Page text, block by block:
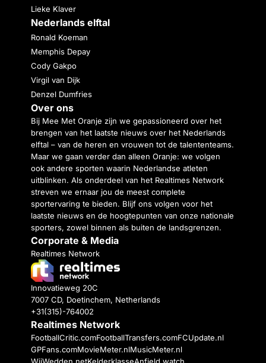
Lieke Klaver
Nederlands elftal
Ronald Koeman
Memphis Depay
Cody Gakpo
Virgil van Dijk
Denzel Dumfries
Over ons
Bij Mee Met Oranje zijn we gepassioneerd over het
brengen van het laatste nieuws over het Nederlands
elftal – van de heren en vrouwen tot de talententeams.
Maar we gaan verder dan alleen Oranje: we volgen
ook andere sporten waarin Nederlandse atleten
uitblinken. Als onderdeel van het Realtimes Network
streven we ernaar jou de meest complete
sportervaring te bieden. Blijf ons volgen voor het
laatste nieuws en de hoogtepunten van onze nationale
sporters, zowel binnen als buiten de landsgrenzen.
Corporate & Media
Realtimes Network
Innovatieweg 20C
7007 CD, Doetinchem, Netherlands
+31(315)-764002
Realtimes Network
FootballCritic.comFootballTransfers.comFCUpdate.nl
GPFans.comMovieMeter.nlMusicMeter.nl